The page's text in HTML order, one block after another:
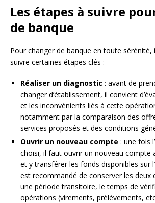
Les étapes à suivre
de banque
Pour changer de banque en toute
suivre certaines étapes clés :
Réaliser un diagnostic : avant de
changer d’établissement, il convient
et les inconvénients liés à cette
notamment par la comparaison des
services proposés et des conditions
Ouvrir un nouveau compte : une fois
choisi, il faut ouvrir un nouveau compte
et y transférer les fonds disponibles sur
est recommandé de conserver les deux
une période transitoire, le temps de
opérations (virements, prélèvements,